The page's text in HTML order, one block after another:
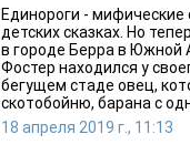
Единороги -
детских сказках. Но
в городе Берра в Южной
Фостер находился у
бегущем стаде овец,
скотобойню, барана с
18 апреля 2019 г., 11:13